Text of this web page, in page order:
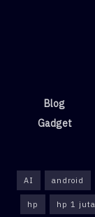
Blog
Gadget
AI android
hp hp 1